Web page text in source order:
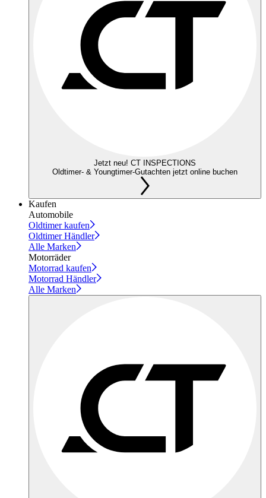
Jetzt neu! CT INSPECTIONS
Oldtimer- & Youngtimer-Gutachten jetzt online buchen
Kaufen
Automobile
Oldtimer kaufen
Oldtimer Händler
Alle Marken
Motorräder
Motorrad kaufen
Motorrad Händler
Alle Marken